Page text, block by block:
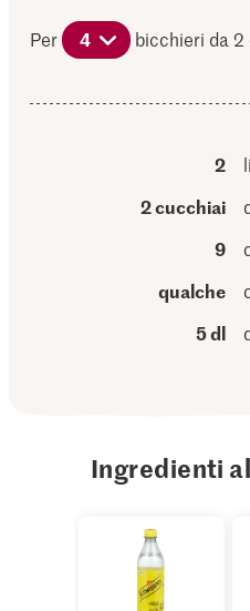
Per 4 bicchieri da 2
2
2 cucchiai
9
qualche
5 dl
Ingredienti